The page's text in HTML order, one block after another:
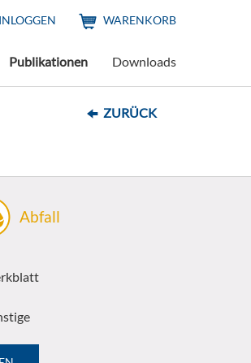
WARENKORB
Publikationen Downloads
ZURÜCK
Abfall